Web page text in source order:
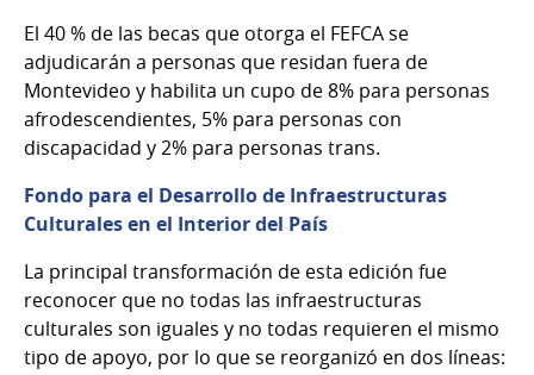
El 40 % de las becas que otorga el FEFCA se
adjudicarán a personas que residan fuera de
Montevideo y habilita un cupo de 8% para personas
afrodescendientes, 5% para personas con
discapacidad y 2% para personas trans.
Fondo para el Desarrollo de Infraestructuras
Culturales en el Interior del País
La principal transformación de esta edición fue
reconocer que no todas las infraestructuras
culturales son iguales y no todas requieren el mismo
tipo de apoyo, por lo que se reorganizó en dos líneas: